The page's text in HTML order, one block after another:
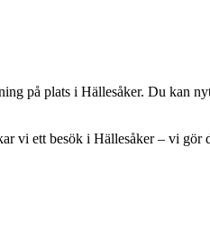
på plats i Hällesåker. Du kan
vi ett besök i Hällesåker – vi gör